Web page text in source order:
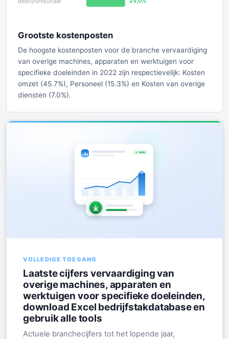
Grootste kostenposten
De hoogste kostenposten voor de branche vervaardiging
van overige machines, apparaten en werktuigen voor
specifieke doeleinden in 2022 zijn respectievelijk: Kosten
omzet (45.7%), Personeel (15.3%) en Kosten van overige
diensten (7.0%).
VOLLEDIGE TOEGANG
Laatste cijfers vervaardiging van
overige machines, apparaten en
werktuigen voor specifieke doeleinden,
download Excel bedrijfstakdatabase en
gebruik alle tools
Actuele branchecijfers tot het lopende jaar,